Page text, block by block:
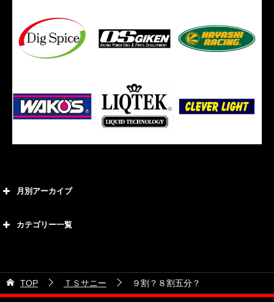
月別アーカイブ
2026年5月
2026年4月
カテゴリー一覧
21号車
28号車
TOP ＴＳサニー ９割？８割五分？